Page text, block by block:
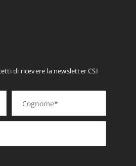
di ricevere la newsletter CSI